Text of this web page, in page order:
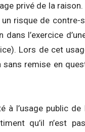
privé de la
risque de contre-
dans l’exercice
Lors de cet
remise en
à l’usage public
qu’il n’est